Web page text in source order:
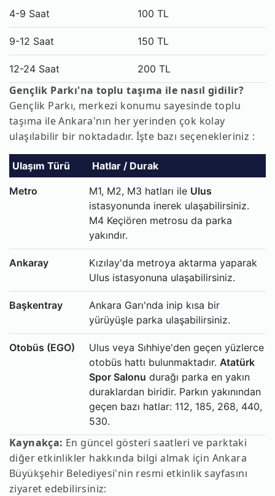
4-9 Saat 100 TL
9-12 Saat 150 TL
12-24 Saat 200 TL
Gençlik Parkı'na toplu taşıma ile nasıl gidilir?
Gençlik Parkı, merkezi konumu sayesinde toplu
taşıma ile Ankara'nın her yerinden çok kolay
ulaşılabilir bir noktadadır. İşte bazı seçenekleriniz :
Ulaşım Türü Hatlar / Durak
Metro M1, M2, M3 hatları ile Ulus
istasyonunda inerek ulaşabilirsiniz.
M4 Keçiören metrosu da parka
yakındır.
Ankaray
Kızılay'da metroya aktarma yaparak
Ulus istasyonuna ulaşabilirsiniz.
Başkentray
Ankara Garı'nda inip kısa bir
yürüyüşle parka ulaşabilirsiniz.
Otobüs (EGO)
Ulus veya Sıhhiye'den geçen yüzlerce
otobüs hattı bulunmaktadır. Atatürk
Spor Salonu durağı parka en yakın
duraklardan biridir. Parkın yakınından
geçen bazı hatlar: 112, 185, 268, 440,
530.
Kaynakça: En güncel gösteri saatleri ve parktaki
diğer etkinlikler hakkında bilgi almak için Ankara
Büyükşehir Belediyesi'nin resmi etkinlik sayfasını
ziyaret edebilirsiniz: